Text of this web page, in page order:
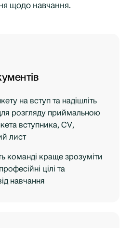
щодо навчання.
на вступ та надішліть
розгляду приймальною
вступника, CV,
лист
команді краще зрозуміти
цілі та
навчання